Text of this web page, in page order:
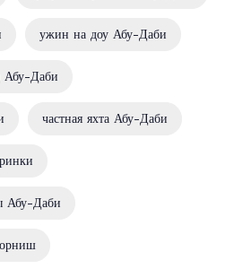
ужин на доу Абу-Даби
Абу-Даби
частная яхта Абу-Даби
Абу-Даби